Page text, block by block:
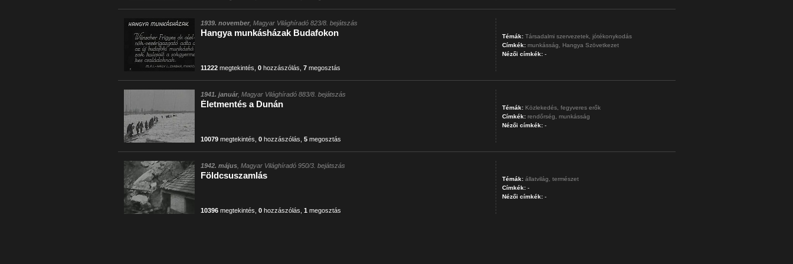
1939. november, Magyar Világhíradó 823/8. bejátszás
Hangya munkásházak Budafokon
11222megtekintés 0hozzászólás 7megosztás
Témák: Társadalmi szervezetek, jótékonykodás
Címkék: munkásság,
Hangya Szövetkezet
Nézői címkék:-
1941. január, Magyar Világhíradó 883/8. bejátszás
Életmentés a Dunán
10079megtekintés 0hozzászólás 5megosztás
Témák: Közlekedés, fegyveres erők
Címkék: rendőrség,
munkásság
Nézői címkék:-
1942. május, Magyar Világhíradó 950/3. bejátszás
Földcsuszamlás
10396megtekintés 0hozzászólás 1 megosztás
Témák: állatvilág,
természet
Címkék:-
Nézői címkék:-